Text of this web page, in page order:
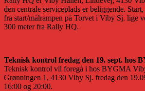
den centrale serviceplads er beliggende.
fra start/målrampen på Torvet i Viby Sj. lige
300 meter fra Rally HQ.
Teknisk kontrol fredag den 19. sept. hos
Teknisk kontrol vil foregå i hos BYGMA
Grønningen 1, 4130 Viby Sj. fredag den
16:00 og 20:00.